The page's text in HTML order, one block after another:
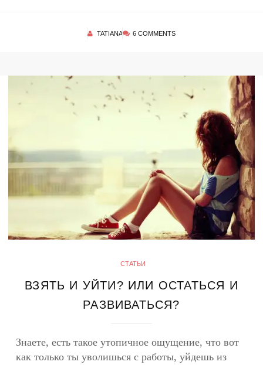
TATIANA 6 COMMENTS
СТАТЬИ
ВЗЯТЬ И УЙТИ? ИЛИ ОСТАТЬСЯ И
РАЗВИВАТЬСЯ?
Знаете, есть такое утопичное ощущение, что вот
как только ты уволишься с работы, уйдешь из